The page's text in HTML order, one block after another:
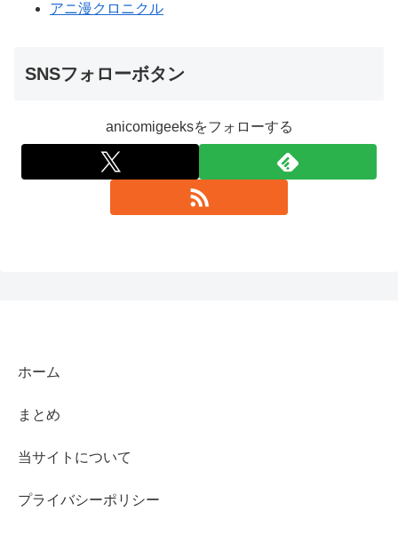
アニ漫クロニクル
SNSフォローボタン
anicomigeeksをフォローする
ホーム
まとめ
当サイトについて
プライバシーポリシー